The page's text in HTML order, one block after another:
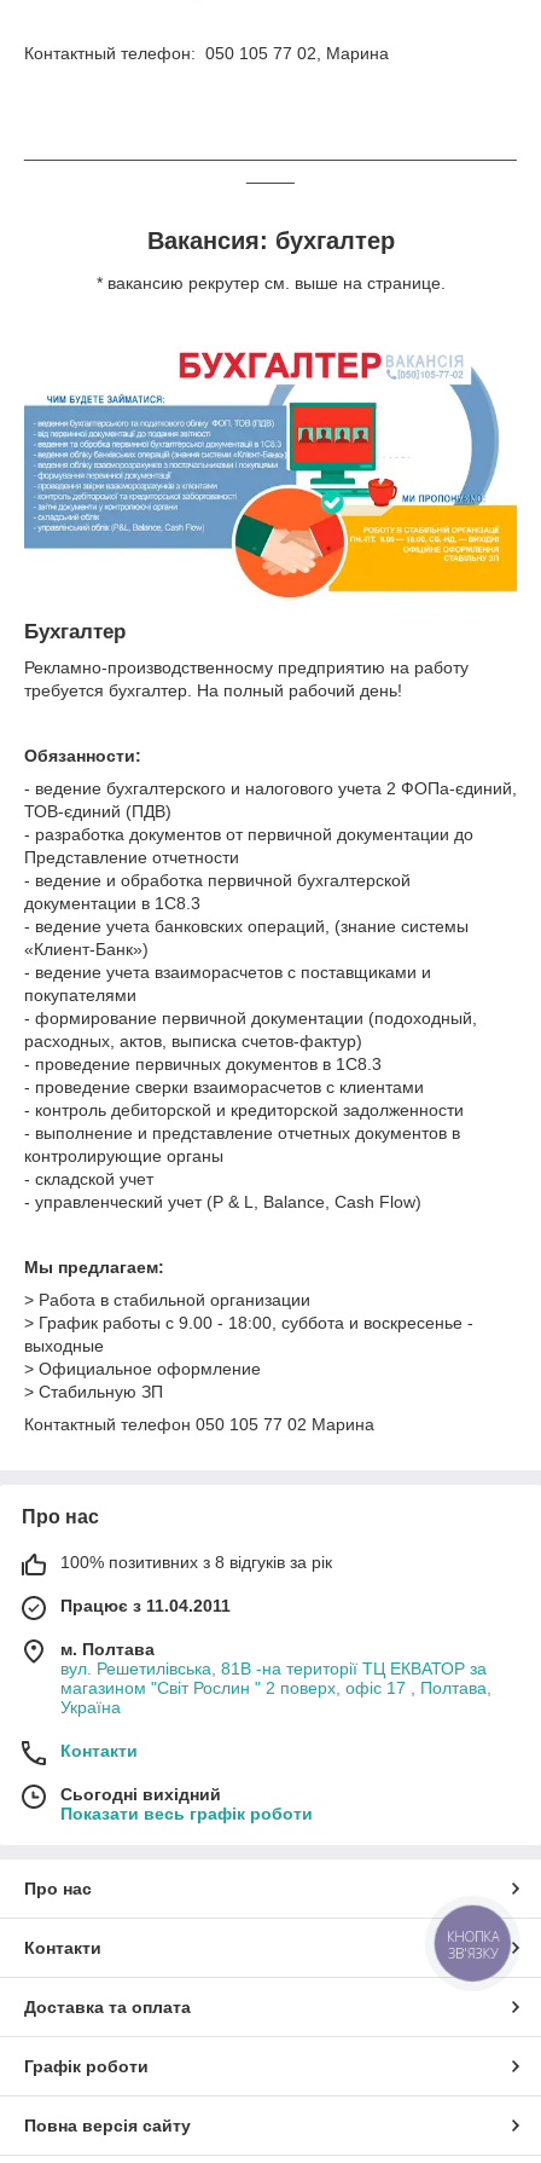
Контактный телефон: 050 105 77 02, Марина
Вакансия: бухгалтер
* вакансию рекрутер см. выше на странице.
Бухгалтер
Рекламно-производственносму предприятию на работу
требуется бухгалтер. На полный рабочий день!
Обязанности:
- ведение бухгалтерского и налогового учета 2 ФОПа-єдиний,
ТОВ-єдиний (ПДВ)
- разработка документов от первичной документации до
Представление отчетности
- ведение и обработка первичной бухгалтерской
документации в 1С8.3
- ведение учета банковских операций, (знание системы
«Клиент-Банк»)
- ведение учета взаиморасчетов с поставщиками и
покупателями
- формирование первичной документации (подоходный,
расходных, актов, выписка счетов-фактур)
- проведение первичных документов в 1С8.3
- проведение сверки взаиморасчетов с клиентами
- контроль дебиторской и кредиторской задолженности
- выполнение и представление отчетных документов в
контролирующие органы
- складской учет
- управленческий учет (P & L, Balance, Cash Flow)
Мы предлагаем:
> Работа в стабильной организации
> График работы с 9.00 - 18:00, суббота и воскресенье -
выходные
> Официальное оформление
> Стабильную ЗП
Контактный телефон 050 105 77 02 Марина
Про нас
100% позитивних з 8 відгуків за рік
Працює з 11.04.2011
м. Полтава
вул. Решетилівська, 81В -на території ТЦ ЕКВАТОР за
магазином "Світ Рослин " 2 поверх, офіс 17 , Полтава,
Україна
Контакти
Сьогодні вихідний
Показати весь графік роботи
Про нас
Контакти
Доставка та оплата
Графік роботи
Повна версія сайту
КНОПКА
ЗВ'ЯЗКУ